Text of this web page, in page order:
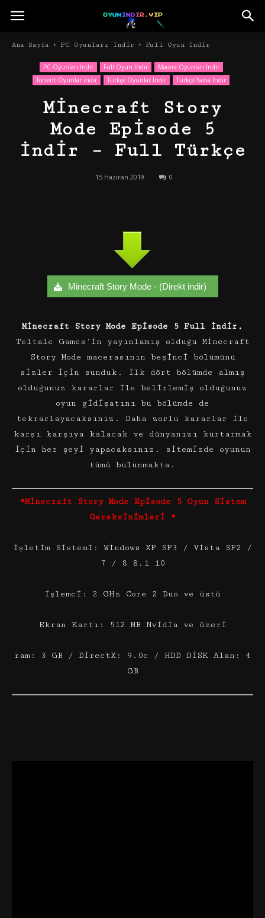
Ana Sayfa PC Oyunları İndir Full Oyun İndir
PC Oyunları İndir Full Oyun İndir
Macera Oyunları İndir
Torrent Oyunlar indir
Türkçe Oyunlar İndir Türkçe Yama İndir
Minecraft Story
Mode Episode 5
İndir – Full Türkçe
15 Haziran 2019 0
Minecraft Story Mode - (Direkt indir)
Minecraft Story Mode Episode 5 Full İndir,
Teltale Games’in yayınlamış olduğu Minecraft
Story Mode macerasının beşinci bölümünü
sizler için sunduk. İlk dört bölümde almış
olduğunuz kararlar ile belirlemiş olduğunuz
oyun gidişatını bu bölümde de
tekrarlayacaksınız. Daha zorlu kararlar ile
karşı karşıya kalacak ve dünyanızı kurtarmak
için her şeyi yapacaksınız. sitemizde oyunun
tümü bulunmakta.
*Minecraft Story Mode Episode 5 Oyun Sistem
Gereksinimleri *
İşletim Sistemi: Windows XP SP3 / Vista SP2 /
7 / 8 8.1 10
İşlemci: 2 GHz Core 2 Duo ve üstü
Ekran Kartı: 512 MB Nvidia ve üzeri
ram: 3 GB / DirectX: 9.0c / HDD DİSK Alan: 4
GB